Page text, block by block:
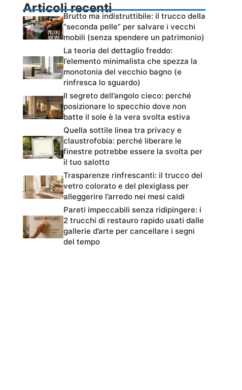
Articoli recenti
Brutto ma indistruttibile: il trucco della
“seconda pelle” per salvare i vecchi
mobili (senza spendere un patrimonio)
La teoria del dettaglio freddo:
l’elemento minimalista che spezza la
monotonia del vecchio bagno (e
rinfresca lo sguardo)
Il segreto dell’angolo cieco: perché
posizionare lo specchio dove non
batte il sole è la vera svolta estiva
Quella sottile linea tra privacy e
claustrofobia: perché liberare le
finestre potrebbe essere la svolta per
il tuo salotto
Trasparenze rinfrescanti: il trucco del
vetro colorato e del plexiglass per
alleggerire l’arredo nei mesi caldi
Pareti impeccabili senza ridipingere: i
2 trucchi di restauro rapido usati dalle
gallerie d’arte per cancellare i segni
del tempo